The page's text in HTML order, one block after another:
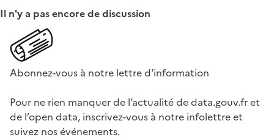
Il n'y a pas encore de discussion
Abonnez-vous à notre lettre d'information
Pour ne rien manquer de l’actualité de data.gouv.fr et
de l’open data, inscrivez-vous à notre infolettre et
suivez nos événements.